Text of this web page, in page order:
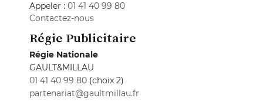
Appeler : 01 41 40 99 80
Contactez-nous
Régie Publicitaire
Régie Nationale
GAULT&MILLAU
01 41 40 99 80 (choix 2)
partenariat@gaultmillau.fr